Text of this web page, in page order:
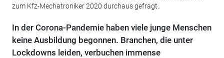
zum Kfz-Mechatroniker 2020 durchaus gefragt.
In der Corona-Pandemie haben viele junge Menschen
keine Ausbildung begonnen. Branchen, die unter
Lockdowns leiden, verbuchen immense